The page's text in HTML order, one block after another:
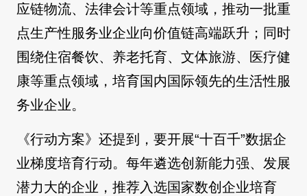
应链物流、法律会计等重点领域，推动一批重
点生产性服务业企业向价值链高端跃升；同时
围绕住宿餐饮、养老托育、文体旅游、医疗健
康等重点领域，培育国内国际领先的生活性服
务业企业。
《行动方案》还提到，要开展“十百千”数据企
业梯度培育行动。每年遴选创新能力强、发展
潜力大的企业，推荐入选国家数创企业培育